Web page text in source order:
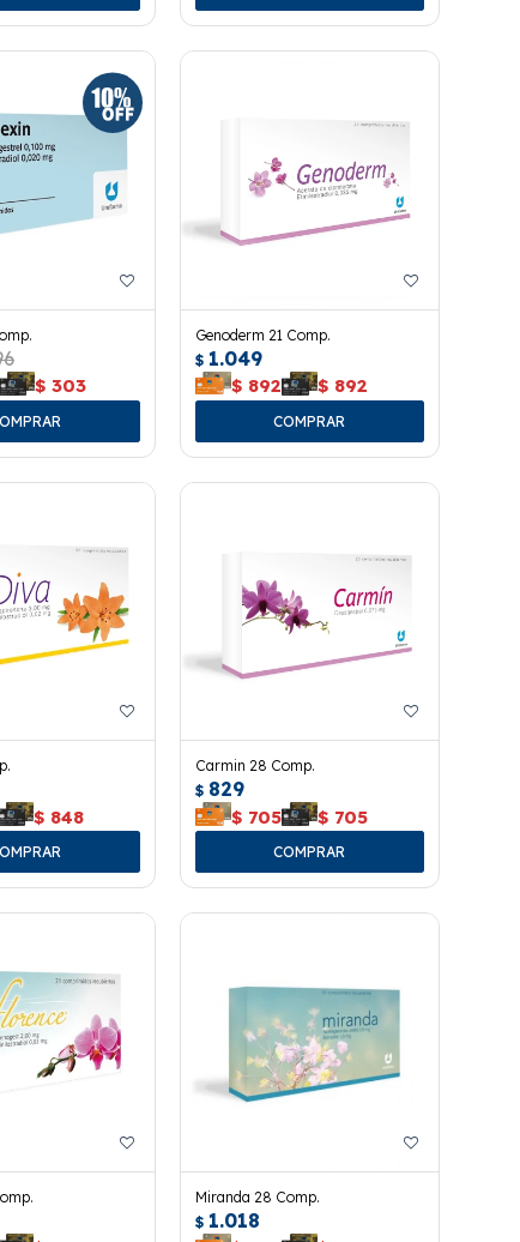
$ 303
Genoderm 21 Comp.
$ 1.049
$ 892 $ 892
$ 848
Carmin 28 Comp.
$ 829
$ 705 $ 705
Miranda 28 Comp.
$ 1.018